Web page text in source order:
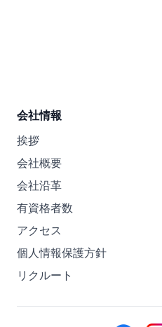
会社情報
挨拶
会社概要
会社沿革
有資格者数
アクセス
個人情報保護方針
リクルート